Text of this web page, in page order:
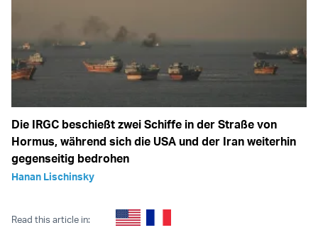
Die IRGC beschießt zwei Schiffe in der Straße von
Hormus, während sich die USA und der Iran weiterhin
gegenseitig bedrohen
Hanan Lischinsky
Read this article in: